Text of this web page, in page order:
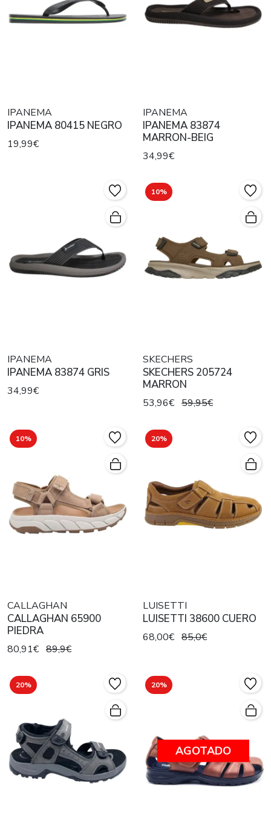
IPANEMA
IPANEMA 80415 NEGRO
19,99€
IPANEMA
IPANEMA 83874
MARRON-BEIG
34,99€
IPANEMA
IPANEMA 83874 GRIS
34,99€
10%
SKECHERS
SKECHERS 205724
MARRON
53,96€ 59,95€
10%
CALLAGHAN
CALLAGHAN 65900
PIEDRA
80,91€ 89,9€
20%
LUISETTI
LUISETTI 38600 CUERO
68,00€ 85,0€
20% 20%
AGOTADO